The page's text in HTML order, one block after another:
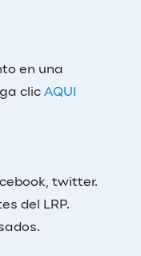
en una
clic AQUI
twitter.
del LRP.